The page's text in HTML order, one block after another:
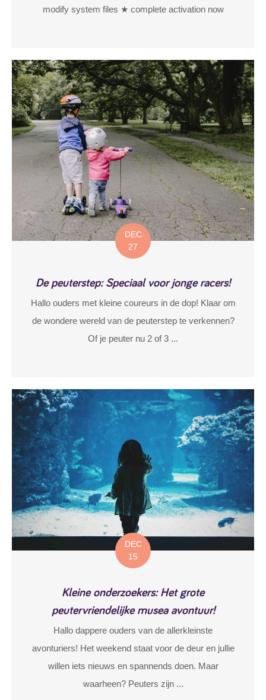
modify system files ★ complete activation now
DEC
27
De peuterstep: Speciaal voor jonge racers!
Hallo ouders met kleine coureurs in de dop! Klaar om
de wondere wereld van de peuterstep te verkennen?
Of je peuter nu 2 of 3 ...
DEC
15
Kleine onderzoekers: Het grote
peutervriendelijke musea avontuur!
Hallo dappere ouders van de allerkleinste
avonturiers! Het weekend staat voor de deur en jullie
willen iets nieuws en spannends doen. Maar
waarheen? Peuters zijn ...